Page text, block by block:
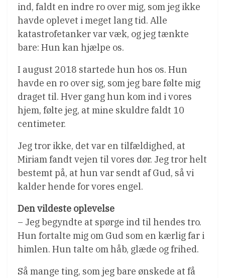
ind, faldt en indre ro over mig, som jeg ikke
havde oplevet i meget lang tid. Alle
katastrofetanker var væk, og jeg tænkte
bare: Hun kan hjælpe os.
I august 2018 startede hun hos os. Hun
havde en ro over sig, som jeg bare følte mig
draget til. Hver gang hun kom ind i vores
hjem, følte jeg, at mine skuldre faldt 10
centimeter.
Jeg tror ikke, det var en tilfældighed, at
Miriam fandt vejen til vores dør. Jeg tror helt
bestemt på, at hun var sendt af Gud, så vi
kalder hende for vores engel.
Den vildeste oplevelse
– Jeg begyndte at spørge ind til hendes tro.
Hun fortalte mig om Gud som en kærlig far i
himlen. Hun talte om håb, glæde og frihed.
Så mange ting, som jeg bare ønskede at få